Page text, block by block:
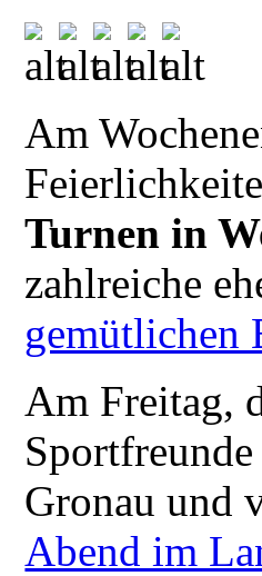
Am
Turnen in
zahlreiche
gemütlichen
Am Freitag,
Gronau und
Abend im